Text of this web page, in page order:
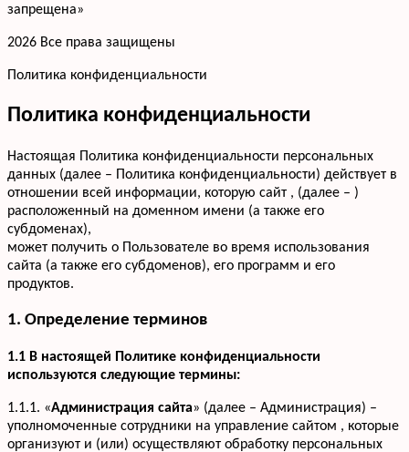
запрещена»
2026 Все права защищены
Политика конфиденциальности
Политика конфиденциальности
Настоящая Политика конфиденциальности персональных
данных (далее – Политика конфиденциальности) действует в
отношении всей информации, которую сайт , (далее – )
расположенный на доменном имени (а также его
субдоменах),
может получить о Пользователе во время использования
сайта (а также его субдоменов), его программ и его
продуктов.
1. Определение терминов
1.1 В настоящей Политике конфиденциальности
используются следующие термины:
1.1.1. «Администрация сайта» (далее – Администрация) –
уполномоченные сотрудники на управление сайтом , которые
организуют и (или) осуществляют обработку персональных